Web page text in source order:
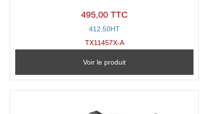
495,00 TTC
412,50HT
TX11457X-A
Voir le produit